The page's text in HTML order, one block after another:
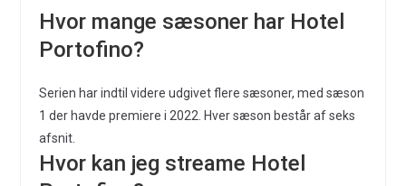
Hvor mange sæsoner har Hotel
Portofino?
Serien har indtil videre udgivet flere sæsoner, med sæson
1 der havde premiere i 2022. Hver sæson består af seks
afsnit.
Hvor kan jeg streame Hotel